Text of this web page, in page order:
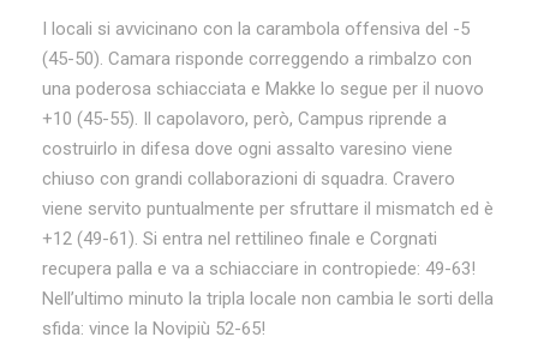
I locali si avvicinano con la carambola offensiva del -5
(45-50). Camara risponde correggendo a rimbalzo con
una poderosa schiacciata e Makke lo segue per il nuovo
+10 (45-55). Il capolavoro, però, Campus riprende a
costruirlo in difesa dove ogni assalto varesino viene
chiuso con grandi collaborazioni di squadra. Cravero
viene servito puntualmente per sfruttare il mismatch ed è
+12 (49-61). Si entra nel rettilineo finale e Corgnati
recupera palla e va a schiacciare in contropiede: 49-63!
Nell’ultimo minuto la tripla locale non cambia le sorti della
sfida: vince la Novipiù 52-65!